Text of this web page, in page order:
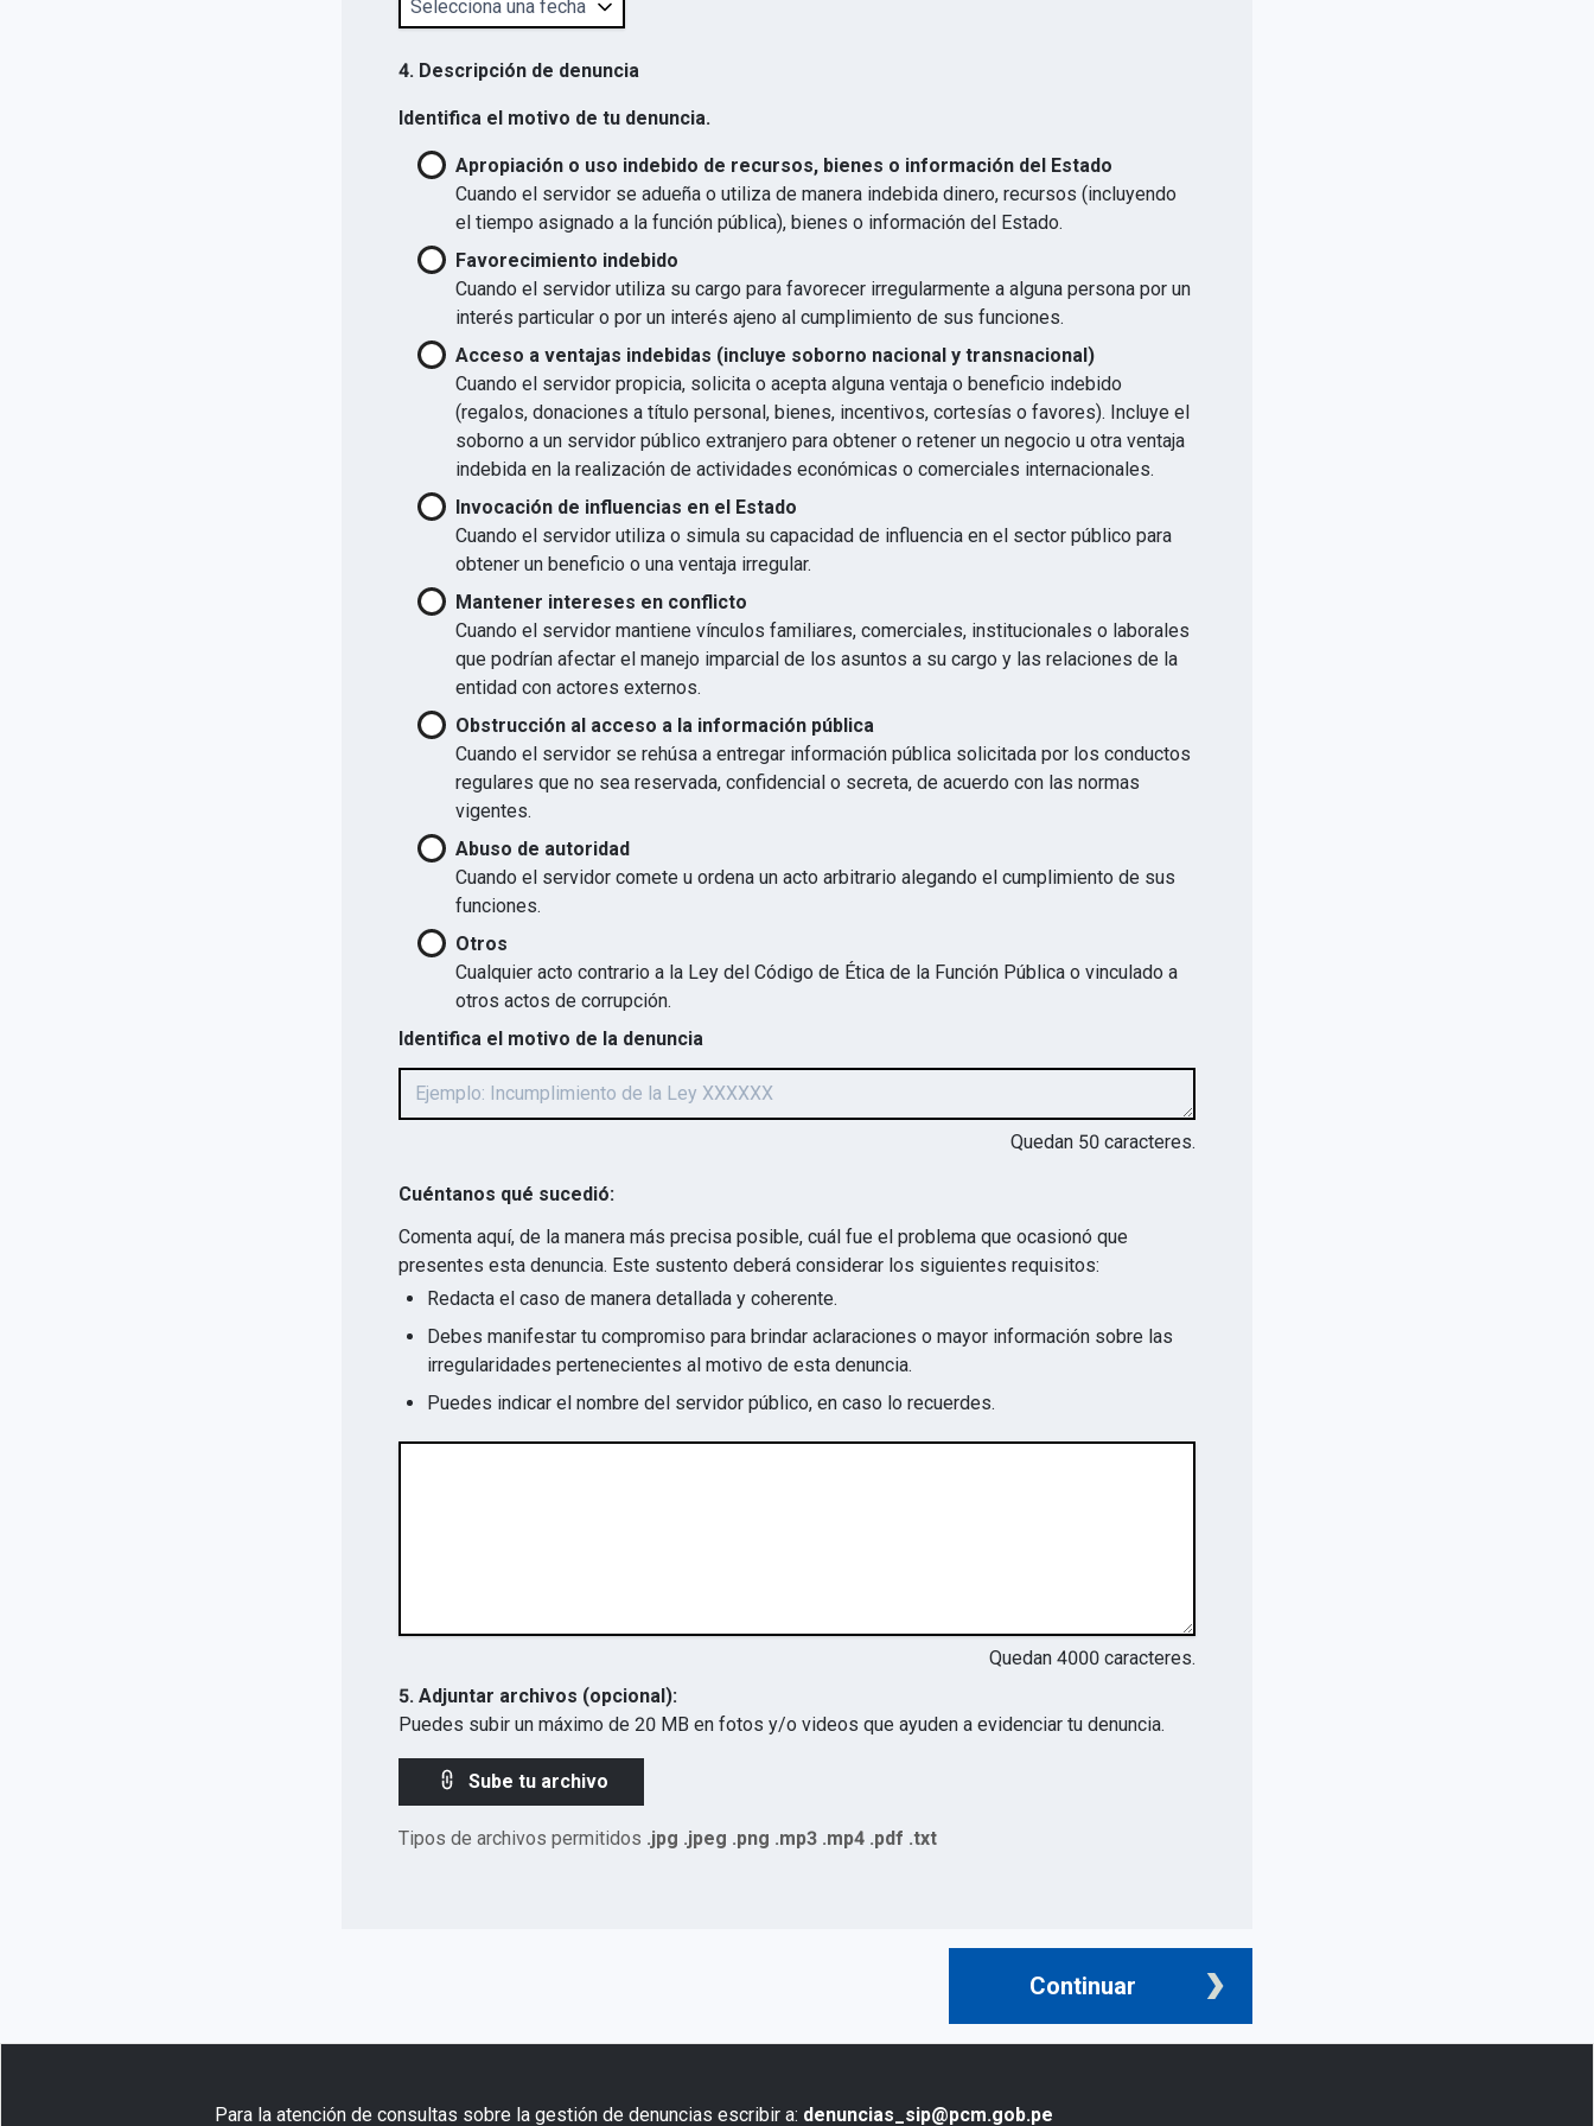
4. Descripción de denuncia
Identifica el motivo de tu denuncia.
Apropiación o uso indebido de recursos, bienes o información del Estado
Cuando el servidor se adueña o utiliza de manera indebida dinero, recursos (incluyendo
el tiempo asignado a la función pública), bienes o información del Estado.
Favorecimiento indebido
Cuando el servidor utiliza su cargo para favorecer irregularmente a alguna persona por un
interés particular o por un interés ajeno al cumplimiento de sus funciones.
Acceso a ventajas indebidas (incluye soborno nacional y transnacional)
Cuando el servidor propicia, solicita o acepta alguna ventaja o beneficio indebido
(regalos, donaciones a título personal, bienes, incentivos, cortesías o favores). Incluye el
soborno a un servidor público extranjero para obtener o retener un negocio u otra ventaja
indebida en la realización de actividades económicas o comerciales internacionales.
Invocación de influencias en el Estado
Cuando el servidor utiliza o simula su capacidad de influencia en el sector público para
obtener un beneficio o una ventaja irregular.
Mantener intereses en conflicto
Cuando el servidor mantiene vínculos familiares, comerciales, institucionales o laborales
que podrían afectar el manejo imparcial de los asuntos a su cargo y las relaciones de la
entidad con actores externos.
Obstrucción al acceso a la información pública
Cuando el servidor se rehúsa a entregar información pública solicitada por los conductos
regulares que no sea reservada, confidencial o secreta, de acuerdo con las normas
vigentes.
Abuso de autoridad
Cuando el servidor comete u ordena un acto arbitrario alegando el cumplimiento de sus
funciones.
Otros
Cualquier acto contrario a la Ley del Código de Ética de la Función Pública o vinculado a
otros actos de corrupción.
Identifica el motivo de la denuncia
Quedan 50 caracteres.
Cuéntanos qué sucedió:
Comenta aquí, de la manera más precisa posible, cuál fue el problema que ocasionó que
presentes esta denuncia. Este sustento deberá considerar los siguientes requisitos:
Redacta el caso de manera detallada y coherente.
Debes manifestar tu compromiso para brindar aclaraciones o mayor información sobre las
irregularidades pertenecientes al motivo de esta denuncia.
Puedes indicar el nombre del servidor público, en caso lo recuerdes.
Quedan 4000 caracteres.
5. Adjuntar archivos (opcional):
Puedes subir un máximo de 20 MB en fotos y/o videos que ayuden a evidenciar tu denuncia.
Sube tu archivo
Tipos de archivos permitidos .jpg .jpeg .png .mp3 .mp4 .pdf .txt
Continuar
Para la atención de consultas sobre la gestión de denuncias escribir a: denuncias_sip@pcm.gob.pe